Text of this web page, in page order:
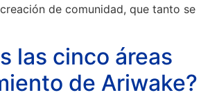
de comunidad, que tanto se
las cinco áreas
de Ariwake?